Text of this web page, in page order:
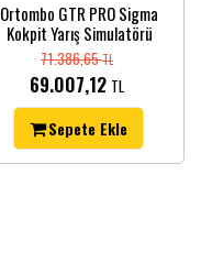
Ortombo GTR PRO Sigma
Kokpit Yarış Simulatörü
71.386,65TL
69.007,12 TL
Sepete Ekle